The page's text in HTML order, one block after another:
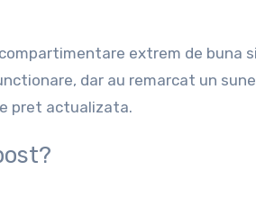
extrem de buna
dar au remarcat un
pret actualizata.